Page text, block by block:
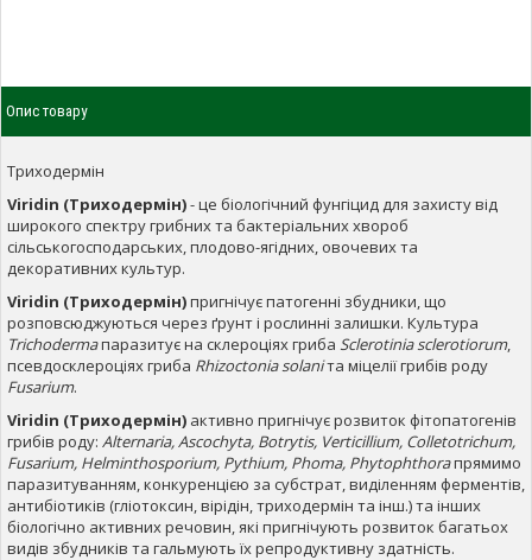
Опис товару
Триходермін
Viridin (Триходермін)- це біологічний фунгіцид для захисту від
широкого спектру грибних та бактеріальних хвороб
сільськогосподарських, плодово-ягідних, овочевих та
декоративних культур.
Viridin (Триходермін)пригнічує патогенні збудники, що
розповсюджуються через ґрунт і рослинні залишки. Культура
Trichodermaпаразитує на склероціях гриба Sclerotinia sclerotiorum,
псевдосклероціях гриба Rhizoctonia solaniта міцелії грибів роду
Fusarium.
Viridin (Триходермін) активно пригнічує розвиток фітопатогенів
грибів роду: Alternaria, Ascochyta, Botrytis, Verticillium, Colletotrichum,
Fusarium, Helminthosporium, Pythium, Phoma, Phytophthoraпрямимо
паразитуванням, конкуренцією за субстрат, виділенням ферментів,
антибіотиків (гліотоксин, вірідін, триходермін та інш.) та інших
біологічно активних речовин, які пригнічують розвиток багатьох
видів збудників та гальмують їх репродуктивну здатність.